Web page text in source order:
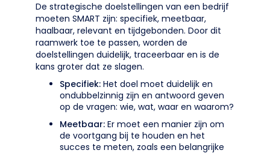
De strategische doelstellingen van een bedrijf
moeten SMART zijn: specifiek, meetbaar,
haalbaar, relevant en tijdgebonden. Door dit
raamwerk toe te passen, worden de
doelstellingen duidelijk, traceerbaar en is de
kans groter dat ze slagen.
Specifiek: Het doel moet duidelijk en
ondubbelzinnig zijn en antwoord geven
op de vragen: wie, wat, waar en waarom?
Meetbaar: Er moet een manier zijn om
de voortgang bij te houden en het
succes te meten, zoals een belangrijke